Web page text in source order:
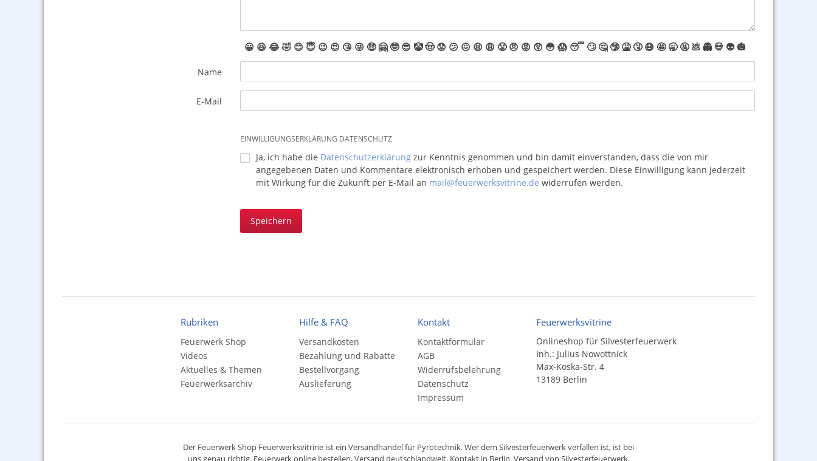
😀 😆 😂🤣 😊 😇 😉 😍 😘 😜 🤑 🤗 🤓 😎 🤡🤠 😟 😕 😖 😫 😩 😤 😠 😡 😲 😳 😱 😴 🙄 🤔 🤥 🤮 🤧 😷 🤩 🥱 🤬 💩 👻 💀 👽 🎃
Name
E-Mail
EINWILLIGUNGSERKLÄRUNG DATENSCHUTZ
Ja, ich habe die Datenschutzerklärungzur Kenntnis genommen und bin damit einverstanden, dass die von mir
angegebenen Daten und Kommentare elektronisch erhoben und gespeichert werden. Diese Einwilligung kann jederzeit
mit Wirkung für die Zukunft per E-Mail an mail@feuerwerksvitrine.de widerrufen werden.
Speichern
Rubriken
Feuerwerk Shop
Videos
Aktuelles & Themen
Feuerwerksarchiv
Hilfe & FAQ
Versandkosten
Bezahlung und Rabatte
Bestellvorgang
Auslieferung
Kontakt
Kontaktformular
AGB
Widerrufsbelehrung
Datenschutz
Impressum
Feuerwerksvitrine
Onlineshop für Silvesterfeuerwerk
Inh.: Julius Nowottnick
Max-Koska-Str. 4
13189 Berlin
Der Feuerwerk Shop Feuerwerksvitrine ist ein Versandhandelfür Pyrotechnik. Wer dem Silvesterfeuerwerk verfallen ist, ist bei
uns genau richtig. Feuerwerk online bestellen,Versand deutschlandweit, Kontakt in Berlin. Versand von Silvesterfeuerwerk,